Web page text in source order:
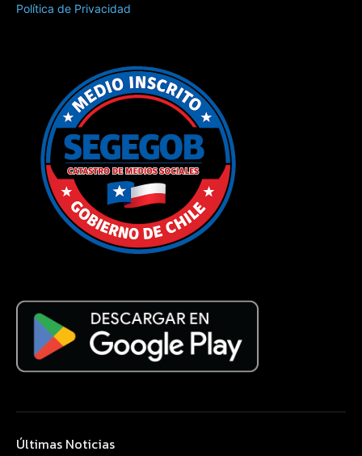
Política de Privacidad
Últimas Noticias